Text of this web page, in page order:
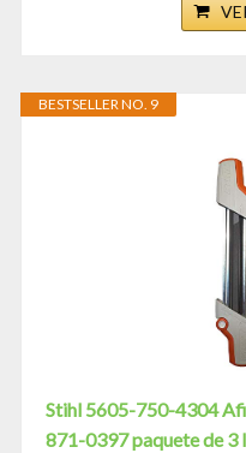
BESTSELLER NO. 9
Stihl 5605-750-4304
871-0397 paquete de 3